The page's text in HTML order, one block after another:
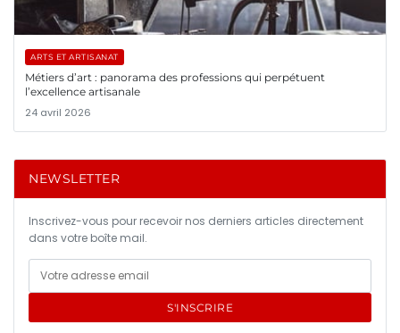
ARTS ET ARTISANAT
Métiers d’art : panorama des professions qui perpétuent
l’excellence artisanale
24 avril 2026
NEWSLETTER
Inscrivez-vous pour recevoir nos derniers articles directement
dans votre boîte mail.
S'INSCRIRE